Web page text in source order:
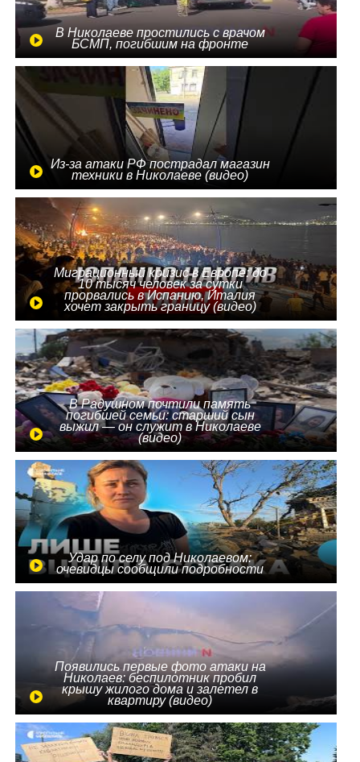
В Николаеве простились с врачом
БСМП, погибшим на фронте
Из-за атаки РФ пострадал магазин
техники в Николаеве (видео)
Миграционный кризис в Европе: до
10 тысяч человек за сутки
прорвались в Испанию, Италия
хочет закрыть границу (видео)
В Радушном почтили память
погибшей семьи: старший сын
выжил — он служит в Николаеве
(видео)
Удар по селу под Николаевом:
очевидцы сообщили подробности
Появились первые фото атаки на
Николаев: беспилотник пробил
крышу жилого дома и залетел в
квартиру (видео)